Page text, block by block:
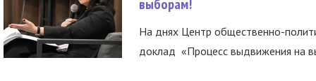
выборам!
На днях Центр общественно-
доклад «Процесс выдвижения на